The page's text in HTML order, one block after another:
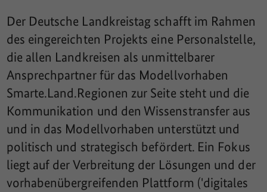
Der Deutsche Landkreistag schafft im Rahmen
des eingereichten Projekts eine Personalstelle,
die allen Landkreisen als unmittelbarer
Ansprechpartner für das Modellvorhaben
Smarte.Land.Regionen zur Seite steht und die
Kommunikation und den Wissenstransfer aus
und in das Modellvorhaben unterstützt und
politisch und strategisch befördert. Ein Fokus
liegt auf der Verbreitung der Lösungen und der
vorhabenübergreifenden Plattform ('digitales